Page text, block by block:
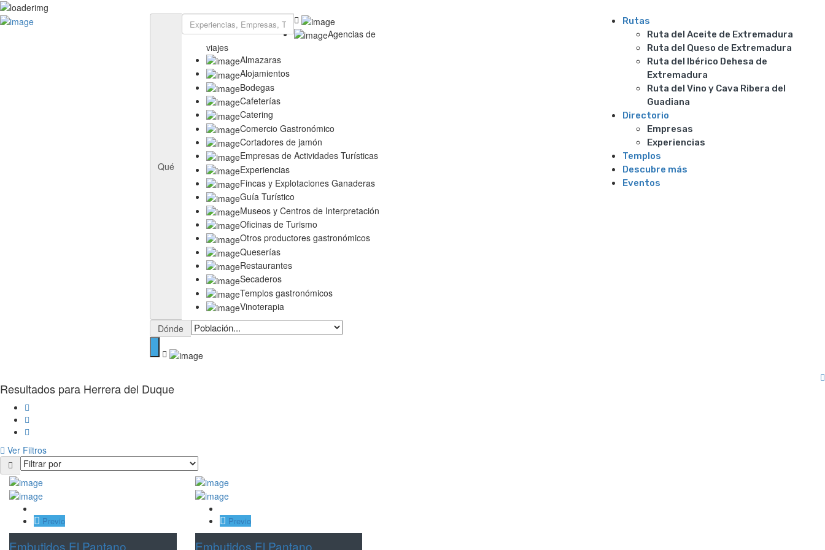
Rutas
Ruta del Aceite de Extremadura
Ruta del Ibérico Dehesa de Extremadura
Ruta del Vino y Cava Ribera del Guadiana
Qué
Agencias de
viajes
Almazaras
Alojamientos
Bodegas
Cafeterías
Catering
Comercio Gastronómico
Cortadores de jamón
Empresas de Actividades Turísticas
Experiencias
Fincas y Explotaciones Ganaderas
Guía Turístico
Museos y Centros de Interpretación
Oficinas de Turismo
Otros productores gastronómicos
Queserías
Restaurantes
Secaderos
Templos gastronómicos
Vinoterapia
Dónde
Rutas
Ruta del Aceite de Extremadura
Ruta del Queso de Extremadura
Ruta del Ibérico Dehesa de
Extremadura
Ruta del Vino y Cava Ribera del
Guadiana
Directorio
Empresas
Experiencias
Templos
Descubre más
Eventos
Resultados para Herrera del Duque
Ver Filtros
Previo
Embutidos El Pantano
Previo
Embutidos El Pantano